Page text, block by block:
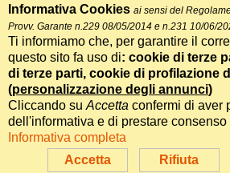
RSS feed
RSS Top News
Contatti
International Communication S.r.l. • P.IVA
giornalistica n.191, reg. Tribunale di
Accetta Rifiuta
Informativa Cookies ai sensi del
Provv. Garante n.229 08/05/2014 e n.231 10/06/
Ti informiamo che, per garantire il
questo sito fa uso di: cookie di terze
di terze parti, cookie di profilazione
(personalizzazione degli annunci)
Cliccando su Accetta confermi di aver
dell'informativa e di prestare
Informativa completa